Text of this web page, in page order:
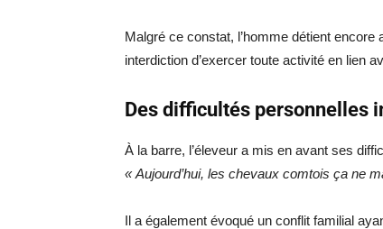
Malgré ce constat, l’homme détient
interdiction d’exercer toute activité en lien
Des difficultés personnelles
À la barre, l’éleveur a mis en avant ses
« Aujourd’hui, les chevaux comtois ça ne
Il a également évoqué un conflit familial